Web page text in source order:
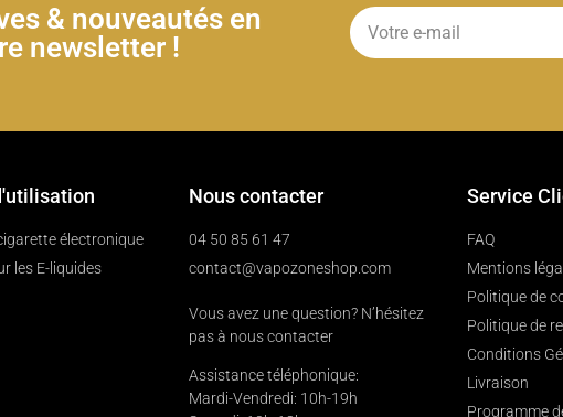
& nouveautés en
newsletter !
électronique
les E-liquides
Nous contacter
04 50 85 61 47
contact@vapozoneshop.com
Vous avez une question? N’hésitez
pas à nous contacter
Assistance téléphonique:
Mardi-Vendredi: 10h-19h
Service
FAQ
Mentions
Politique de
Politique de
Conditions
Livraison
Programme